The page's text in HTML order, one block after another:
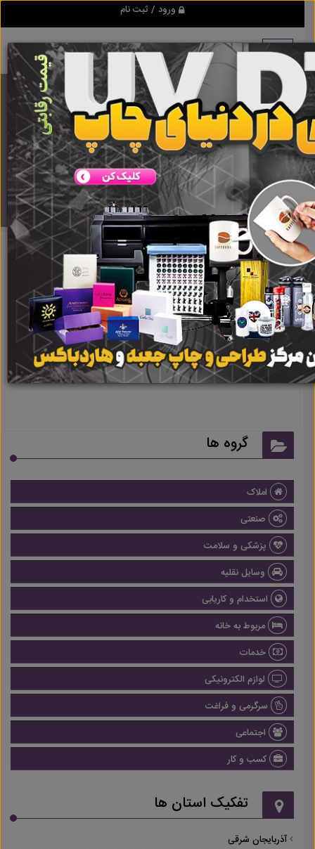
ورود / ثبت نام
برنامه اندروید ابزاریراق
مرجع نیازمندیهای ابزار و یراق آلات عمومی و صنعتی
دانلود
نتیجه ای یافت نشد
گروه ها
املاک
صنعتی
پزشکی و سلامت
وسایل نقلیه
استخدام و کاریابی
مربوط به خانه
خدمات
لوازم الکترونیکی
سرگرمی و فراغت
اجتماعی
کسب و کار
تفکیک استان ها
آذربایجان شرقی